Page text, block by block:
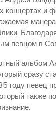
концертах и
певцом в
альбом
сразу
году певец
также